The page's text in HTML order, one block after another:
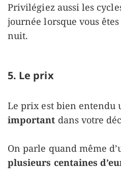
Privilégiez aussi les
journée lorsque vous
nuit.
5. Le prix
Le prix est bien entendu
important dans votre
On parle quand même
plusieurs centaines